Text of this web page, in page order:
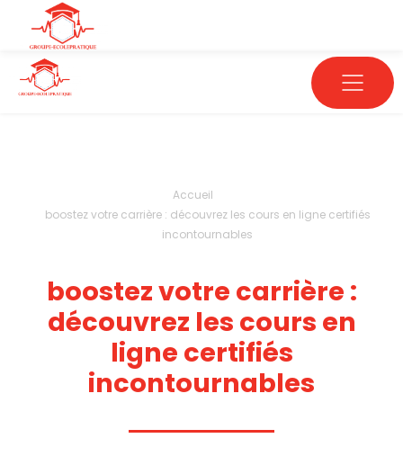
Accueil
boostez votre carrière : découvrez les cours en ligne certifiés
incontournables
boostez votre carrière :
découvrez les cours en
ligne certifiés
incontournables